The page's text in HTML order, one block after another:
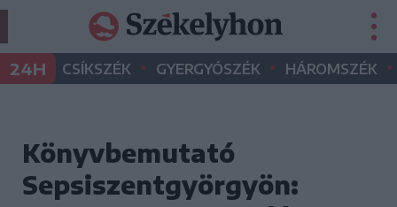
24H CSÍKSZÉK • GYERGYÓSZÉK • HÁROMSZÉK •
Könyvbemutató
Sepsiszentgyörgyön: